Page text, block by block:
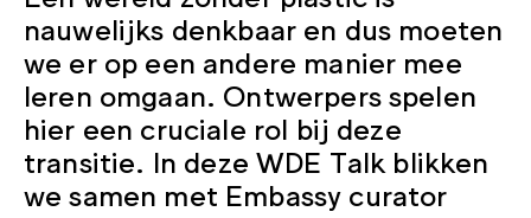
nauwelijks denkbaar en dus moeten
we er op een andere manier mee
leren omgaan. Ontwerpers spelen
hier een cruciale rol bij deze
transitie. In deze WDE Talk blikken
we samen met Embassy curator